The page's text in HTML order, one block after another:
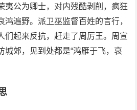
夷公为卿士，对内残酷剥削，疯狂
鸿遍野。派卫巫监督百姓的言行，
们起来反抗，赶走了周厉王。周宣
城郊，见到处都是“鸿雁于飞，哀